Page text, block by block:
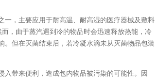
，主要应用于耐高温、耐高湿的医疗器械及敷料
，由于蒸汽遇到冷的物品时会迅速释放热能，冷
但在灭菌结束后，若冷凝水滴未从灭菌物品包装
带来便利，造成包内物品被污染的可能性。因